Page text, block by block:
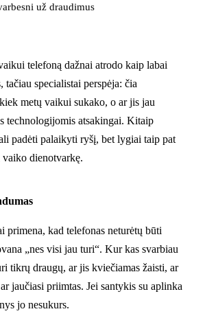
už draudimus
telefoną dažnai atrodo kaip labai
tačiau specialistai perspėja: čia
metų vaikui sukako, o ar jis jau
technologijomis atsakingai. Kitaip
padėti palaikyti ryšį, bet lygiai taip pat
dienotvarkę.
primena, kad telefonas neturėtų būti
„nes visi jau turi“. Kur kas svarbiau
tikrų draugų, ar jis kviečiamas žaisti, ar
jaučiasi priimtas. Jei santykis su aplinka
jo nesukurs.